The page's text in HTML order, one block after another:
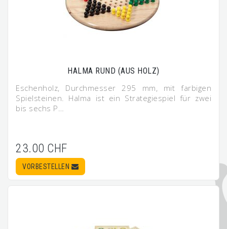
HALMA RUND (AUS HOLZ)
Eschenholz, Durchmesser 295 mm, mit farbigen
Spielsteinen. Halma ist ein Strategiespiel für zwei
bis sechs P…
23.00 CHF
VORBESTELLEN